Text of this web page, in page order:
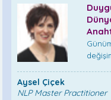
Aysel Çiçek
NLP Master Practitioner